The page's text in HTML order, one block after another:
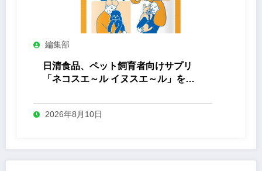
編集部
日清食品、ペット飼育者向けサプリ
「ネコスエ～ル イヌスエ～ル」を発
2026年8月10日